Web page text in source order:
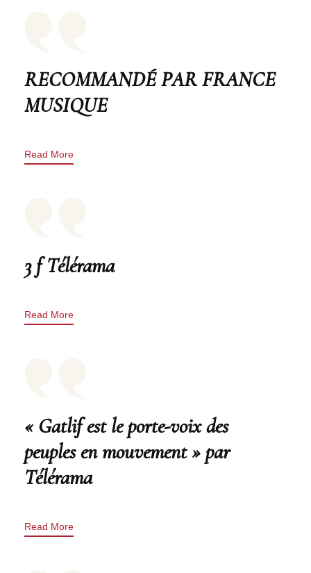
RECOMMANDÉ PAR FRANCE
MUSIQUE
Read More
3 f Télérama
Read More
« Gatlif est le porte-voix des
peuples en mouvement » par
Télérama
Read More